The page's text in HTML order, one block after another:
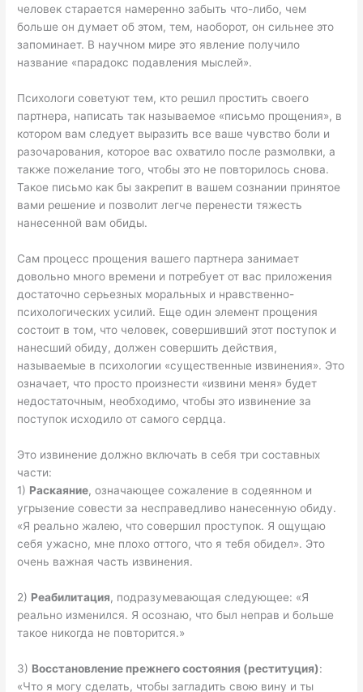
человек старается намеренно забыть что-либо, чем
больше он думает об этом, тем, наоборот, он сильнее это
запоминает. В научном мире это явление получило
название «парадокс подавления мыслей».
Психологи советуют тем, кто решил простить своего
партнера, написать так называемое «письмо прощения», в
котором вам следует выразить все ваше чувство боли и
разочарования, которое вас охватило после размолвки, а
также пожелание того, чтобы это не повторилось снова.
Такое письмо как бы закрепит в вашем сознании принятое
вами решение и позволит легче перенести тяжесть
нанесенной вам обиды.
Сам процесс прощения вашего партнера занимает
довольно много времени и потребует от вас приложения
достаточно серьезных моральных и нравственно-
психологических усилий. Еще один элемент прощения
состоит в том, что человек, совершивший этот поступок и
нанесший обиду, должен совершить действия,
называемые в психологии «существенные извинения». Это
означает, что просто произнести «извини меня» будет
недостаточным, необходимо, чтобы это извинение за
поступок исходило от самого сердца.
Это извинение должно включать в себя три составных
части:
1) Раскаяние, означающее сожаление в содеянном и
угрызение совести за несправедливо нанесенную обиду.
«Я реально жалею, что совершил проступок. Я ощущаю
себя ужасно, мне плохо оттого, что я тебя обидел». Это
очень важная часть извинения.
2) Реабилитация, подразумевающая следующее: «Я
реально изменился. Я осознаю, что был неправ и больше
такое никогда не повторится.»
3) Восстановление прежнего состояния (реституция):
«Что я могу сделать, чтобы загладить свою вину и ты